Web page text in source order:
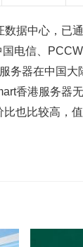
据中心，已
电信、
务器在中国大
香港服务器
也比较高，